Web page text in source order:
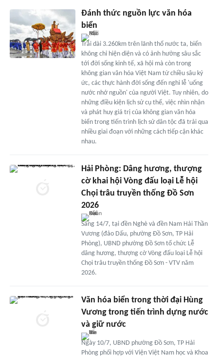
Đánh thức nguồn lực văn hóa
biển
Trải dài 3.260km trên lãnh thổ nước ta, biển
không chỉ hiện diện và có ảnh hưởng sâu sắc
tới đời sống kinh tế, xã hội mà còn trong
không gian văn hóa Việt Nam từ chiều sâu ký
ức, các thực hành đời sống đến nghi lễ 'uống
nước nhớ nguồn' của người Việt. Tuy nhiên, do
những điều kiện lịch sử cụ thể, việc nhìn nhận
và phát huy giá trị của không gian văn hóa
biển trong tiến trình lịch sử dân tộc đã trải qua
nhiều giai đoạn với những cách tiếp cận khác
nhau.
Hải Phòng: Dâng hương, thượng
cờ khai hội Vòng đấu loại Lễ hội
Chọi trâu truyền thống Đồ Sơn
2026
Sáng 14/7, tại đền Nghè và đền Nam Hải Thần
Vương (đảo Dấu, phường Đồ Sơn, TP Hải
Phòng), UBND phường Đồ Sơn tổ chức Lễ
dâng hương, thượng cờ Vòng đấu loại Lễ hội
Chọi trâu truyền thống Đồ Sơn - VTV năm
2026.
Văn hóa biển trong thời đại Hùng
Vương trong tiến trình dựng nước
và giữ nước
Ngày 10/7, UBND phường Đồ Sơn, TP Hải
Phòng phối hợp với Viện Việt Nam học và Khoa